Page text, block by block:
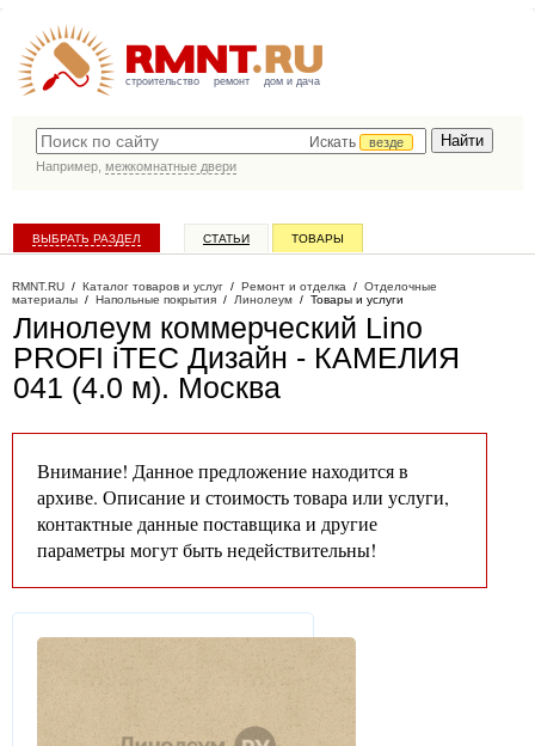
строительство ремонт дом и дача
Искать
везде
Например, межкомнатные двери
ВЫБРАТЬ РАЗДЕЛ СТАТЬИ ТОВАРЫ
RMNT.RU / Каталог товаров и услуг / Ремонт и отделка / Отделочные
материалы / Напольные покрытия / Линолеум / Товары и услуги
Линолеум коммерческий Lino
PROFI iTEC Дизайн - КАМЕЛИЯ
041 (4.0 м). Москва
Внимание! Данное предложение находится в
архиве. Описание и стоимость товара или услуги,
контактные данные поставщика и другие
параметры могут быть недействительны!